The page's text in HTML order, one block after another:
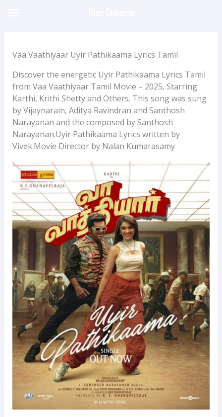
Vaa Vaathiyaar Uyir Pathikaama Lyrics Tamil
Discover the energetic Uyir Pathikaama Lyrics Tamil
from Vaa Vaathiyaar Tamil Movie – 2025, Starring
Karthi, Krithi Shetty and Others. This song was sung
by Vijaynarain, Aditya Ravindran and Santhosh
Narayanan and the composed by Santhosh
Narayanan.Uyir Pathikaama Lyrics written by
Vivek.Movie Director by Nalan Kumarasamy